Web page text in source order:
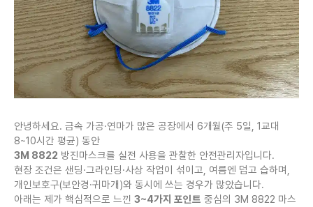
안녕하세요. 금속 가공·연마가 많은 공장에서 6개월(주 5일, 1교대
8~10시간 평균) 동안
3M 8822 방진마스크를 실전 사용을 관찰한 안전관리자입니다.
현장 조건은 샌딩·그라인딩·사상 작업이 섞이고, 여름엔 덥고 습하며,
개인보호구(보안경·귀마개)와 동시에 쓰는 경우가 많았습니다.
아래는 제가 핵심적으로 느낀 3~4가지 포인트 중심의 3M 8822 마스